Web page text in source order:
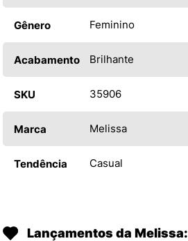
Gênero Feminino
Acabamento Brilhante
SKU 35906
Marca Melissa
Tendência Casual
Lançamentos da Melissa: